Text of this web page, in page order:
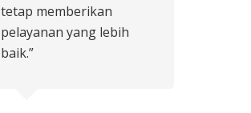
tetap memberikan
pelayanan yang lebih
baik.”